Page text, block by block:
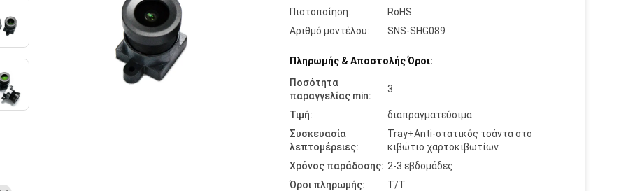
Πιστοποίηση:
RoHS
Αριθμό μοντέλου:
SNS-SHG089
Πληρωμής & Αποστολής Όροι:
Ποσότητα
παραγγελίας min:
3
Τιμή:
διαπραγματεύσιμα
Συσκευασία
λεπτομέρειες:
Tray+Anti-στατικός τσάντα στο
κιβώτιο χαρτοκιβωτίων
Χρόνος παράδοσης: 2-3 εβδομάδες
Όροι πληρωμής:
Τ/Τ